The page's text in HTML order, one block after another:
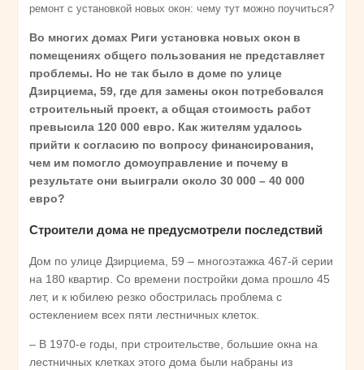
ремонт с установкой новых окон: чему тут можно поучиться?
Во многих домах Риги установка новых окон в
помещениях общего пользования не представляет
проблемы. Но не так было в доме по улице
Дзирциема, 59, где для замены окон потребовался
строительный проект, а общая стоимость работ
превысила 120 000 евро. Как жителям удалось
прийти к согласию по вопросу финансирования,
чем им помогло домоуправление и почему в
результате они выиграли около 30 000 – 40 000
евро?
Строители дома не предусмотрели последствий
Дом по улице Дзирциема, 59 – многоэтажка 467-й серии
на 180 квартир. Со времени постройки дома прошло 45
лет, и к юбилею резко обострилась проблема с
остеклением всех пяти лестничных клеток.
– В 1970-е годы, при строительстве, большие окна на
лестничных клетках этого дома были набраны из